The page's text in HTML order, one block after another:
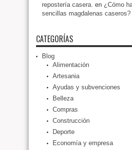
repostería casera. en ¿Cómo
sencillas magdalenas caseros?
CATEGORÍAS
Blog
Alimentación
Artesania
Ayudas y subvenciones
Belleza
Compras
Construcción
Deporte
Economía y empresa